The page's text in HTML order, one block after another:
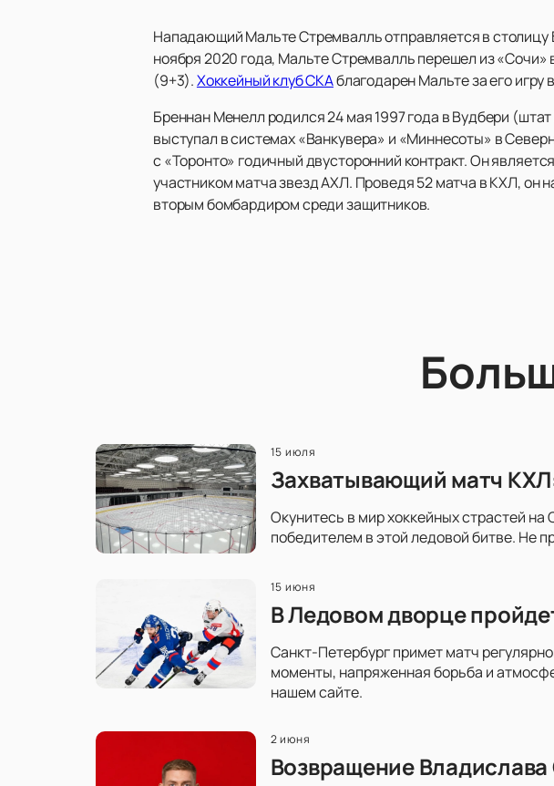
Нападающий Мальте Стремвалль отправляется в
ноября 2020 года, Мальте Стремвалль перешел из
(9+3).Хоккейный клуб СКАблагодарен Мальте за его
Бреннан Менелл родился 24 мая 1997 года в Вудбери
выступал в системах «Ванкувера» и «Миннесоты» в
с «Торонто» годичный двусторонний контракт. Он
участником матча звезд АХЛ. Проведя 52 матча в КХЛ, он
вторым бомбардиром среди защитников.
15 июля
Захватывающий матч
Окунитесь в мир хоккейных страстей
победителем в этой ледовой битве. Не
15 июня
В Ледовом дворце
Санкт-Петербург примет матч
моменты, напряженная борьба и
нашем сайте.
2 июня
Возвращение